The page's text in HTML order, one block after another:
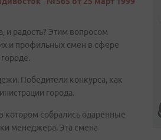
и радость? Этим вопросом
и профильных смен в сфере
Победители конкурса, как
города.
котором собрались одаренные
менеджера. Эта смена